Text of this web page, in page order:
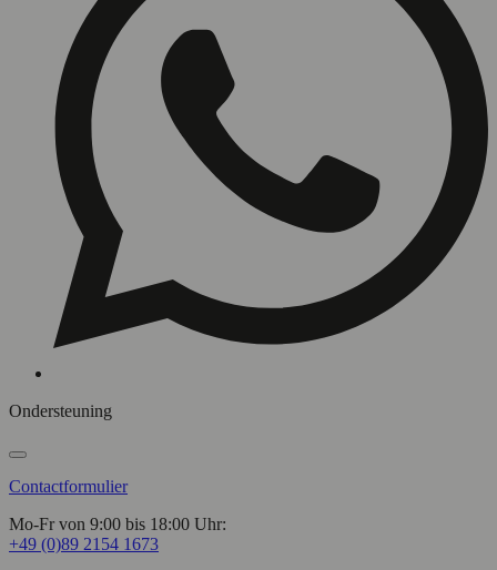
Ondersteuning
Contactformulier
Mo-Fr von 9:00 bis 18:00 Uhr:
+49 (0)89 2154 1673